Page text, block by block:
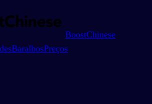
BoostChinese
BaralhosPreços